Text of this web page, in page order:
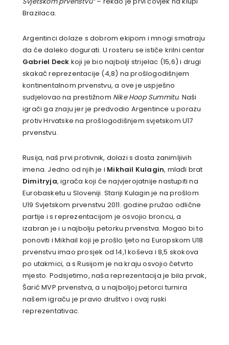
Brazilaca.
Argentinci dolaze s dobrom ekipom i mnogi smatraju
da će daleko dogurati. U rosteru se ističe krilni centar
Gabriel Deck koji je bio najbolji strijelac (15,6) i drugi
skakač reprezentacije (4,8) na prošlogodišnjem
kontinentalnom prvenstvu, a ove je uspješno
sudjelovao na prestižnom Nike Hoop Summitu. Naši
igrači ga znaju jer je predvodio Argentince u porazu
protiv Hrvatske na prošlogodišnjem svjetskom U17
prvenstvu.
Rusija, naš prvi protivnik, dolazi s dosta zanimljivih
imena. Jedno od njih je i Mikhail Kulagin, mlađi brat
Dimitryja, igrača koji će najvjerojatnije nastupiti na
Eurobasketu u Sloveniji. Stariji Kulagin je na prošlom
U19 Svjetskom prvenstvu 2011. godine pružao odlične
partije i s reprezentacijom je osvojio broncu, a
izabran je i u najbolju petorku prvenstva. Mogao bi to
ponoviti i Mikhail koji je prošlo ljeto na Europskom U18
prvenstvu imao prosjek od 14,1 koševa i 8,5 skokova
po utakmici, a s Rusijom je na kraju osvojio četvrto
mjesto. Podsjetimo, naša reprezentacija je bila prvak,
Šarić MVP prvenstva, a u najboljoj petorci turnira
našem igraču je pravio društvo i ovaj ruski
reprezentativac.